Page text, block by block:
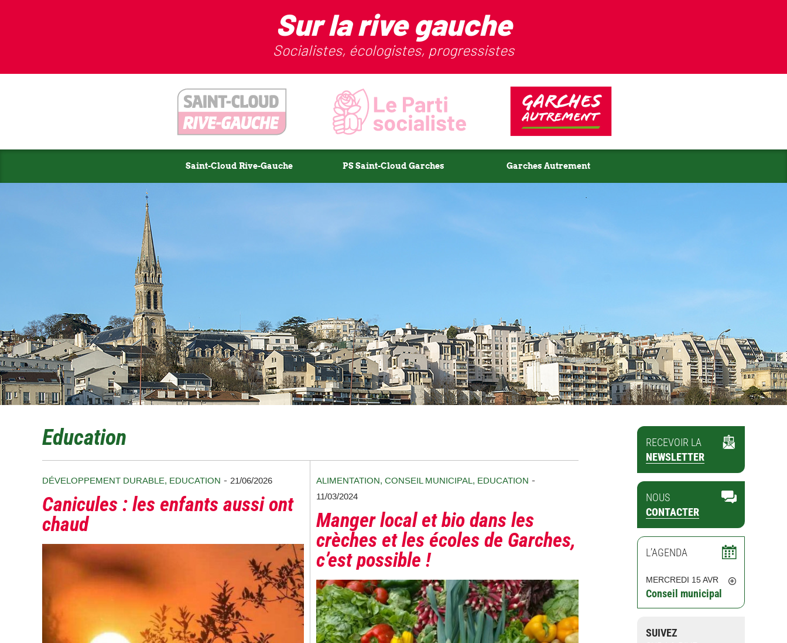
Sur la rive gauche
Socialistes, écologistes, progressistes
Saint-Cloud Rive-Gauche PS Saint-Cloud Garches Garches Autrement
Education
DÉVELOPPEMENT DURABLE, EDUCATION - 21/06/2026
Canicules : les enfants aussi ont
chaud
ALIMENTATION, CONSEIL MUNICIPAL , EDUCATION -
11/03/2024
Manger local et bio dans les
crèches et les écoles de Garches,
c’est possible !
RECEVOIR LA
NEWSLETTER
NOUS
CONTACTER
L’AGENDA
MERCREDI 15 AVR
Conseil municipal
SUIVEZ